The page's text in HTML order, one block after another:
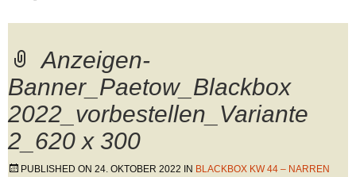
Anzeigen-
Banner_Paetow_Blackbox
2022_vorbestellen_Variante
2_620 x 300
PUBLISHED ON 24. OKTOBER 2022 IN BLACKBOX KW 44 – NARREN